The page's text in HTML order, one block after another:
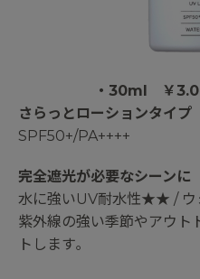
・30ml ￥
さらっとローションタイプ
SPF50+/PA++++
完全遮光が必要なシーンに
水に強いUV耐水性★★ / ウ
紫外線の強い季節やアウト
トします｡